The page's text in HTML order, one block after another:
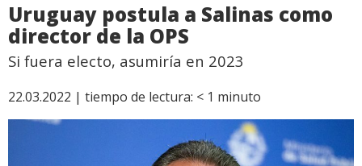
Uruguay postula a Salinas como
director de la OPS
Si fuera electo, asumiría en 2023
22.03.2022 | tiempo de lectura: < 1 minuto